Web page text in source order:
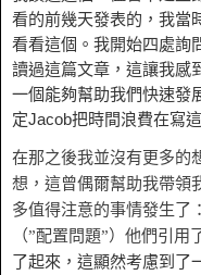
看的前幾天發表的，我當
看看這個。我開始四處詢
讀過這篇文章，這讓我感
一個能夠幫助我們快速發
定Jacob把時間浪費在寫
在那之後我並沒有更多的
想，這曾偶爾幫助我帶領
多值得注意的事情發生了
（”配置問題”）他們引用
了起來，這顯然考慮到了